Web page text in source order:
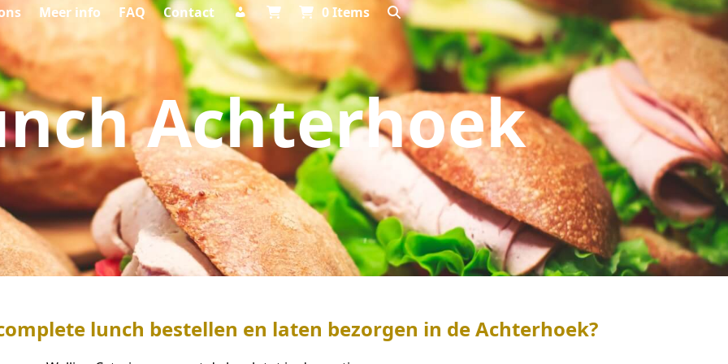
Meer info FAQ Contact 0 Items
Achterhoek
lunch bestellen en laten bezorgen in de Achterhoek?